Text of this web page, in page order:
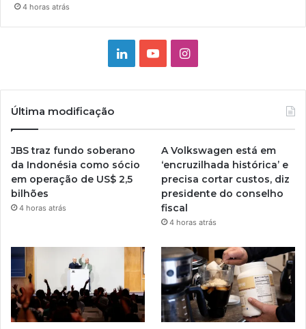
4 horas atrás
LinkedinYouTubeInstagram
Última modificação
JBS traz fundo soberano
da Indonésia como sócio
em operação de US$ 2,5
bilhões
4 horas atrás
A Volkswagen está em
‘encruzilhada histórica’ e
precisa cortar custos, diz
presidente do conselho
fiscal
4 horas atrás